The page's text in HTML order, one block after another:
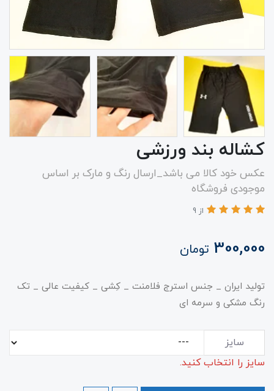
کشاله بند ورزشی
عکس خود کالا می باشد_ارسال رنگ و مارک بر اساس
موجودی فروشگاه
از 9
300,000 تومان
تولید ایران _ جنس استرج فلامنت _ کِشی _ کیفیت عالی _ تک
رنگ مشکی و سرمه ای
سایز
سایز را انتخاب کنید.